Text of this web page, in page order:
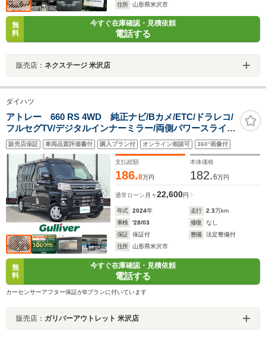
住所
山形県米沢市
無
料
今すぐ在庫確認・見積依頼
電話する
販売店： ネクステージ 米沢店
ダイハツ
アトレー 660 RS 4WD 純正ナビ/Bカメ/ETC/ドラレコ/
フルセグTV/デジタルインナーミラー/両側パワースライド
ドア/ステアリングスイッチ/ドアバイザー/電動格納ミラ
ー/キセノンライト/アイドリングストップ/スマートキー
販売店保証 車両品質評価書付 購入プラン付 オンライン相談可 360°画像付
支払総額
186.8万円
本体価格
182.6万円
通常ローン 月々22,600円
年式 2024年 走行 2.3万km
車検
'28/03 修復
なし
保証
保証付 整備
法定整備付
住所
山形県米沢市
無
料
今すぐ在庫確認・見積依頼
電話する
カーセンサーアフター保証がBプランに付いています
販売店： ガリバーアウトレット 米沢店